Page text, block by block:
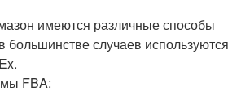
имеются различные способы
большинстве случаев используются
FBA: